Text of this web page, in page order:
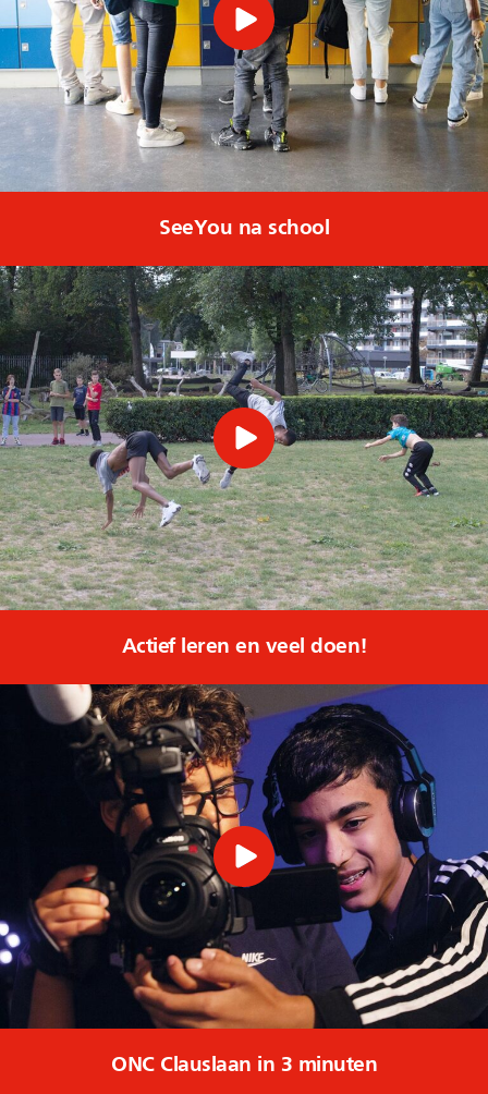
SeeYou na school
Actief leren en veel doen!
ONC Clauslaan in 3 minuten